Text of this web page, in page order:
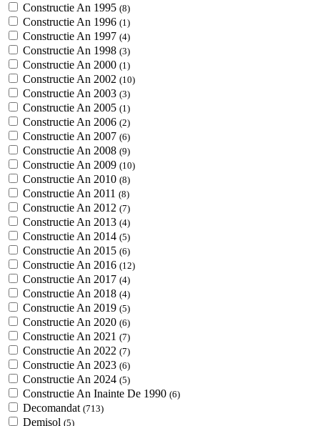
Constructie An 1995 (8)
Constructie An 1996 (1)
Constructie An 1997 (4)
Constructie An 1998 (3)
Constructie An 2000 (1)
Constructie An 2002 (10)
Constructie An 2003 (3)
Constructie An 2005 (1)
Constructie An 2006 (2)
Constructie An 2007 (6)
Constructie An 2008 (9)
Constructie An 2009 (10)
Constructie An 2010 (8)
Constructie An 2011 (8)
Constructie An 2012 (7)
Constructie An 2013 (4)
Constructie An 2014 (5)
Constructie An 2015 (6)
Constructie An 2016 (12)
Constructie An 2017 (4)
Constructie An 2018 (4)
Constructie An 2019 (5)
Constructie An 2020 (6)
Constructie An 2021 (7)
Constructie An 2022 (7)
Constructie An 2023 (6)
Constructie An 2024 (5)
Constructie An Inainte De 1990 (6)
Decomandat (713)
Demisol (5)